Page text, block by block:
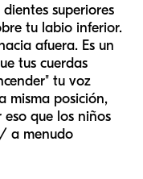
superiores
tu labio inferior.
afuera. Es un
tus cuerdas
tu voz
misma posición,
que los niños
a menudo